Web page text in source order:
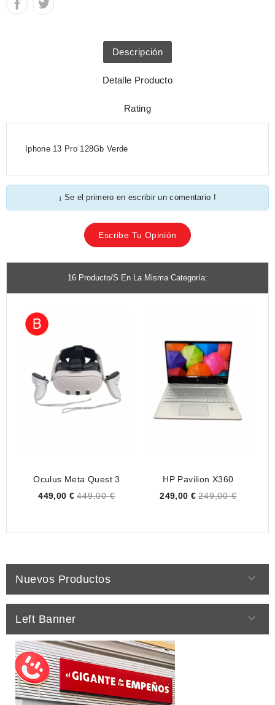
Descripción
Detalle Producto
Rating
Iphone 13 Pro 128Gb Verde
¡ Se el primero en escribir un comentario !
Escribe Tu Opinión
16 Producto/s En La Misma Categoría:
Oculus Meta Quest 3
Price
449,00 € 449,00 €
HP Pavilion X360
Price
249,00 € 249,00 €
Nuevos Productos 
Left Banner 